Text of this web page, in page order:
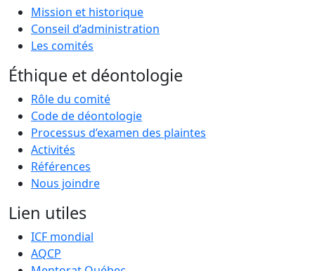
Mission et historique
Conseil d’administration
Les comités
Éthique et déontologie
Rôle du comité
Code de déontologie
Processus d’examen des plaintes
Activités
Références
Nous joindre
Lien utiles
ICF mondial
AQCP